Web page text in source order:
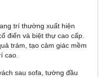
trí thường xuất hiện
điển và biệt thự cao cấp.
trám, tạo cảm giác mềm
cao.
sau sofa, tường đầu